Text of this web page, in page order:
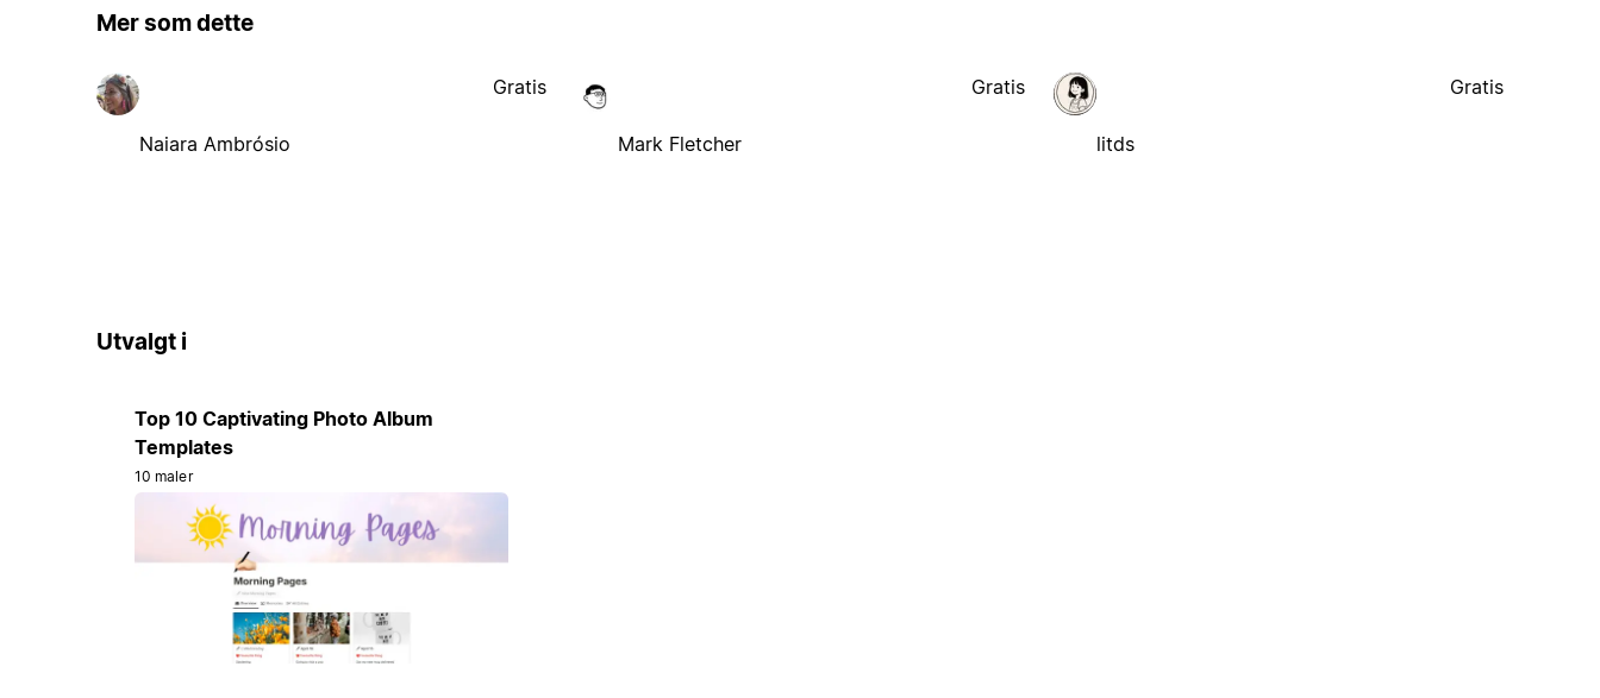
Mer som dette
Naiara Ambrósio
Gratis
Mark Fletcher
Gratis
litds
Gratis
Utvalgt i
Top 10 Captivating Photo Album
Templates
10 maler